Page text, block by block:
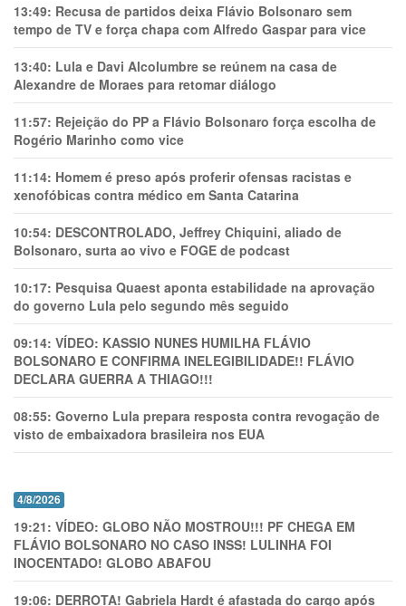
13:49: Recusa de partidos deixa Flávio Bolsonaro sem
tempo de TV e força chapa com Alfredo Gaspar para vice
13:40: Lula e Davi Alcolumbre se reúnem na casa de
Alexandre de Moraes para retomar diálogo
11:57: Rejeição do PP a Flávio Bolsonaro força escolha de
Rogério Marinho como vice
11:14: Homem é preso após proferir ofensas racistas e
xenofóbicas contra médico em Santa Catarina
10:54: DESCONTROLADO, Jeffrey Chiquini, aliado de
Bolsonaro, surta ao vivo e FOGE de podcast
10:17: Pesquisa Quaest aponta estabilidade na aprovação
do governo Lula pelo segundo mês seguido
09:14: VÍDEO: KASSIO NUNES HUMlLHA FLÁVIO
BOLSONARO E CONFIRMA INELEGIBILIDADE!! FLÁVIO
DECLARA GUERRA A THIAGO!!!
08:55: Governo Lula prepara resposta contra revogação de
visto de embaixadora brasileira nos EUA
4/8/2026
19:21: VÍDEO: GLOBO NÃO MOSTROU!!! PF CHEGA EM
FLÁVIO BOLSONARO NO CASO INSS! LULINHA FOI
INOCENTADO! GLOBO ABAFOU
19:06: DERROTA! Gabriela Hardt é afastada do cargo após